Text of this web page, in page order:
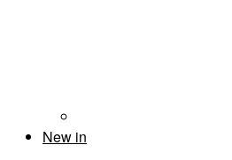
New in